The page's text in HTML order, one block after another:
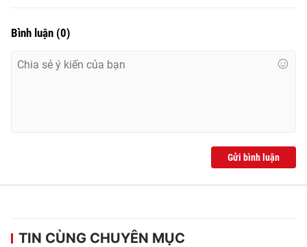
Bình luận (0)
Gửi bình luận
TIN CÙNG CHUYÊN MỤC